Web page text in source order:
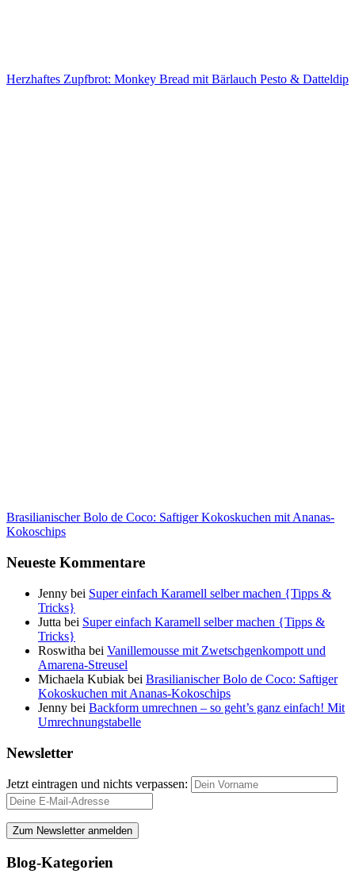
Herzhaftes Zupfbrot: Monkey Bread mit Bärlauch Pesto & Datteldip
Brasilianischer Bolo de Coco: Saftiger Kokoskuchen mit Ananas-
Kokoschips
Neueste Kommentare
Jenny bei Super einfach Karamell selber machen {Tipps &
Tricks}
Jutta bei Super einfach Karamell selber machen {Tipps &
Tricks}
Roswitha bei Vanillemousse mit Zwetschgenkompott und
Amarena-Streusel
Michaela Kubiak bei Brasilianischer Bolo de Coco: Saftiger
Kokoskuchen mit Ananas-Kokoschips
Jenny bei Backform umrechnen – so geht’s ganz einfach! Mit
Umrechnungstabelle
Newsletter
Jetzt eintragen und nichts verpassen:
Blog-Kategorien